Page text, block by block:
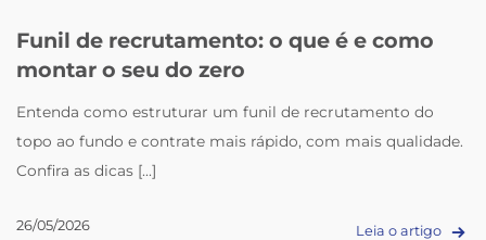
Funil de recrutamento: o que é e como
montar o seu do zero
Entenda como estruturar um funil de recrutamento do
topo ao fundo e contrate mais rápido, com mais qualidade.
Confira as dicas [...]
26/05/2026 Leia o artigo